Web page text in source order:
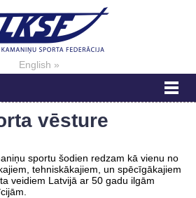
English »
vēsture
sportu šodien redzam kā vienu no
tehniskākajiem, un spēcīgākajiem
veidiem Latvijā ar 50 gadu ilgām